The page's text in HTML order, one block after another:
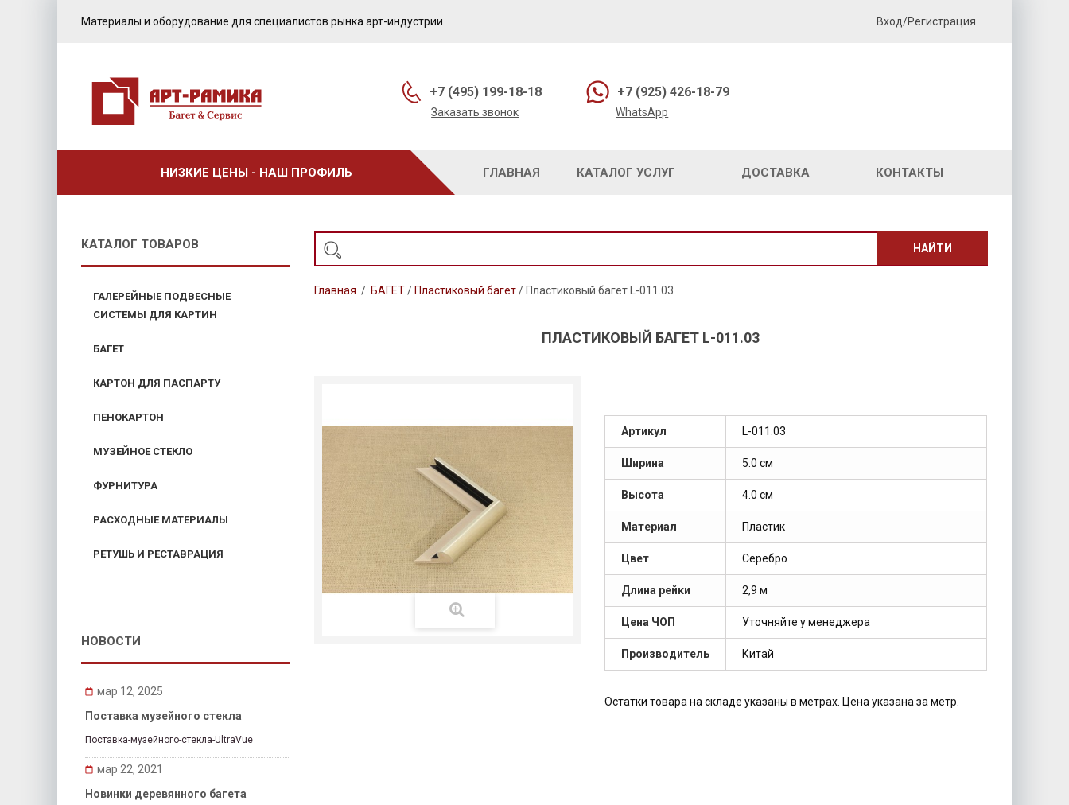
Материалы и оборудование для специалистов рынка арт-индустрии Вход/Регистрация
+7 (495) 199-18-18
Заказать звонок
+7 (925) 426-18-79
WhatsApp
НИЗКИЕ ЦЕНЫ - НАШ ПРОФИЛЬ ГЛАВНАЯ КАТАЛОГ УСЛУГ ДОСТАВКА КОНТАКТЫ
КАТАЛОГ ТОВАРОВ
ГАЛЕРЕЙНЫЕ ПОДВЕСНЫЕ
СИСТЕМЫ ДЛЯ КАРТИН
БАГЕТ
КАРТОН ДЛЯ ПАСПАРТУ
ПЕНОКАРТОН
МУЗЕЙНОЕ СТЕКЛО
ФУРНИТУРА
РАСХОДНЫЕ МАТЕРИАЛЫ
РЕТУШЬ И РЕСТАВРАЦИЯ
НОВОСТИ
мар 12, 2025
Поставка музейного стекла
Поставка-музейного-стекла-UltraVue
мар 22, 2021
Новинки деревянного багета
НАЙТИ
Главная / БАГЕТ / Пластиковый багет / Пластиковый багет L-011.03
ПЛАСТИКОВЫЙ БАГЕТ L-011.03
Артикул L-011.03
Ширина 5.0 см
Высота 4.0 см
Материал Пластик
Цвет Серебро
Длина рейки 2,9 м
Цена ЧОП Уточняйте у менеджера
Производитель Китай
Остатки товара на складе указаны в метрах. Цена указана за метр.